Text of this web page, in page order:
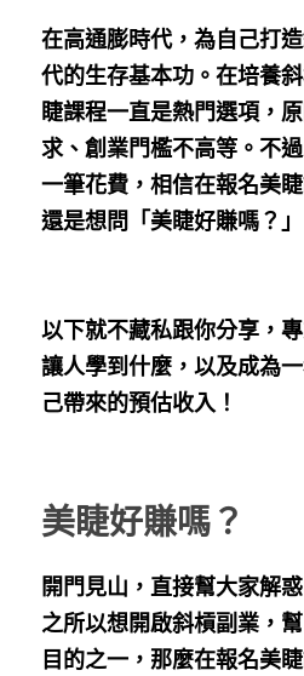
在高通膨時代，為自己打
代的生存基本功。在培養
睫課程一直是熱門選項，
求、創業門檻不高等。不
一筆花費，相信在報名美
還是想問「美睫好賺嗎？」
以下就不藏私跟你分享，
讓人學到什麼，以及成為
己帶來的預估收入！
美睫好賺嗎？
開門見山，直接幫大家解
之所以想開啟斜槓副業，
目的之一，那麼在報名美